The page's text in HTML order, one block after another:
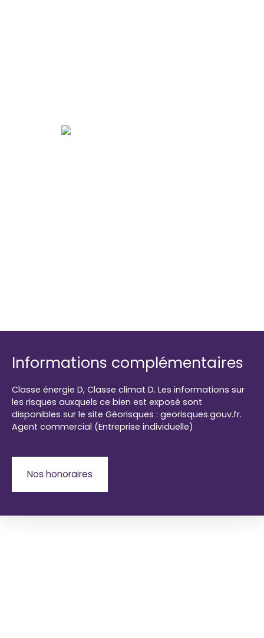
Informations complémentaires
Classe énergie D, Classe climat D. Les informations sur
les risques auxquels ce bien est exposé sont
disponibles sur le site Géorisques : georisques.gouv.fr.
Agent commercial (Entreprise individuelle)
Nos honoraires